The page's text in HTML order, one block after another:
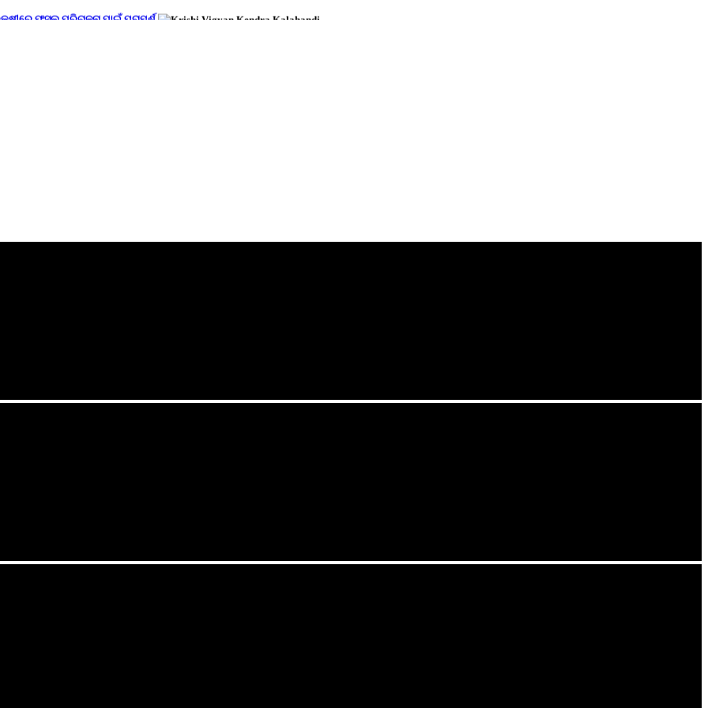
by Hon'ble PM on dt.06.03.2026
Sankalp Diwas"
level on dt.17.02.2026